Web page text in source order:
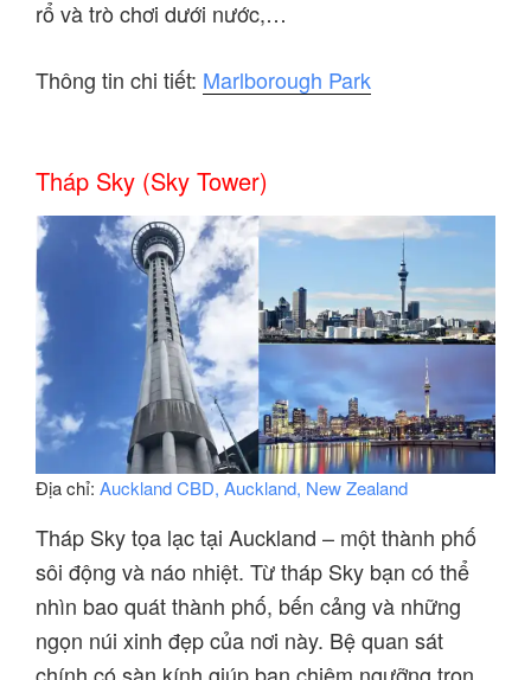
rổ và trò chơi dưới nước,…
Thông tin chi tiết: Marlborough Park
Tháp Sky (Sky Tower)
Địa chỉ: Auckland CBD, Auckland, New Zealand
Tháp Sky tọa lạc tại Auckland – một thành phố
sôi động và náo nhiệt. Từ tháp Sky bạn có thể
nhìn bao quát thành phố, bến cảng và những
ngọn núi xinh đẹp của nơi này. Bệ quan sát
chính có sàn kính giúp bạn chiêm ngưỡng trọn